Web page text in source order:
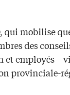
qui mobilise
des
employés –
provinciale-